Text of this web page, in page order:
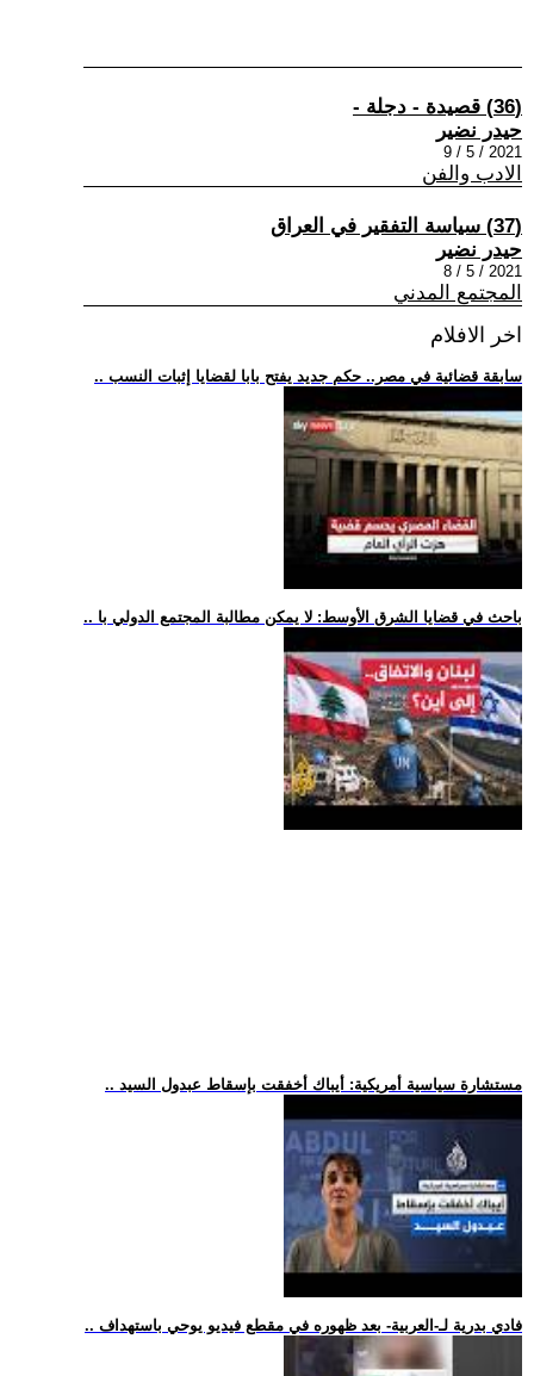
(36) قصيدة - دجلة -
حيدر نضير
2021 / 5 / 9
الادب والفن
(37) سياسة التفقير في العراق
حيدر نضير
2021 / 5 / 8
المجتمع المدني
اخر الافلام
.. سابقة قضائية في مصر.. حكم جديد يفتح بابا لقضايا إثبات النسب
.. باحث في قضايا الشرق الأوسط: لا يمكن مطالبة المجتمع الدولي با
.. مستشارة سياسية أمريكية: أيباك أخفقت بإسقاط عبدول السيد
.. فادي بدرية لـ-العربية- بعد ظهوره في مقطع فيديو يوحي باستهداف